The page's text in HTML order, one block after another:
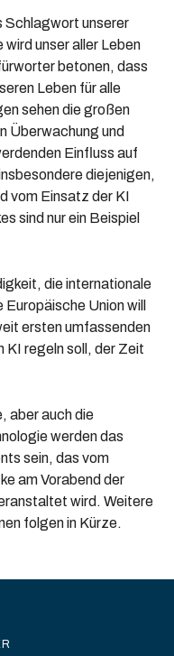
Schlagwort unserer
unser aller Leben
betonen, dass
Leben für alle
sehen die großen
Überwachung und
Einfluss auf
diejenigen,
vom Einsatz der KI
sind nur ein Beispiel
die internationale
Union will
ersten umfassenden
KI regeln soll, der Zeit
aber auch die
werden das
sein, das vom
am Vorabend der
wird. Weitere
folgen in Kürze.